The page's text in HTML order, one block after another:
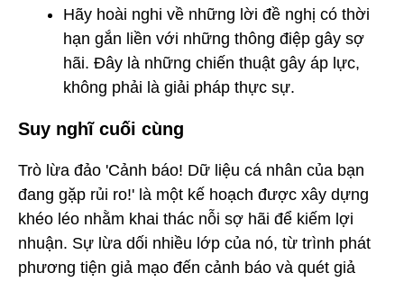
Hãy hoài nghi về những lời đề nghị có thời
hạn gắn liền với những thông điệp gây sợ
hãi. Đây là những chiến thuật gây áp lực,
không phải là giải pháp thực sự.
Suy nghĩ cuối cùng
Trò lừa đảo 'Cảnh báo! Dữ liệu cá nhân của bạn
đang gặp rủi ro!' là một kế hoạch được xây dựng
khéo léo nhằm khai thác nỗi sợ hãi để kiếm lợi
nhuận. Sự lừa dối nhiều lớp của nó, từ trình phát
phương tiện giả mạo đến cảnh báo và quét giả